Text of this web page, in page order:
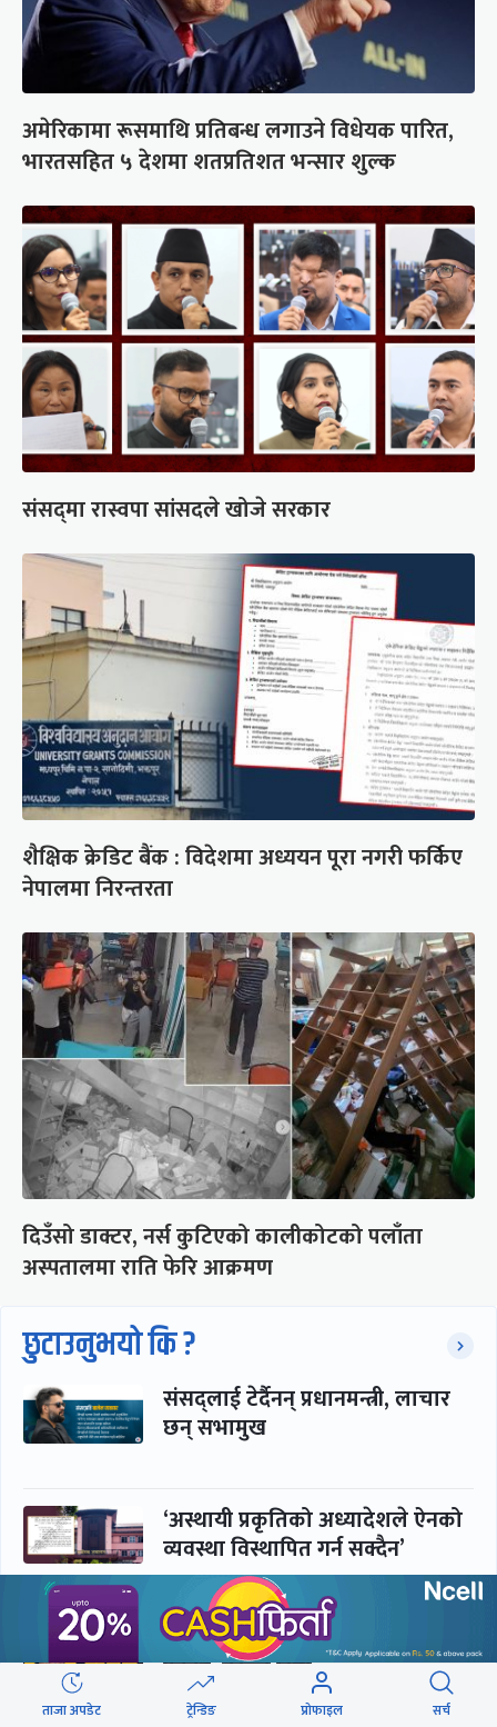
अमेरिकामा रूसमाथि प्रतिबन्ध लगाउने विधेयक पारित,
भारतसहित ५ देशमा शतप्रतिशत भन्सार शुल्क
संसद्‍मा रास्वपा सांसदले खोजे सरकार
शैक्षिक क्रेडिट बैंक : विदेशमा अध्ययन पूरा नगरी फर्किए
नेपालमा निरन्तरता
दिउँसो डाक्टर, नर्स कुटिएको कालीकोटको पलाँता
अस्पतालमा राति फेरि आक्रमण
छुटाउनुभयो कि ?
संसद्लाई टेर्दैनन् प्रधानमन्त्री, लाचार
छन् सभामुख
‘अस्थायी प्रकृतिको अध्यादेशले ऐनको
व्यवस्था विस्थापित गर्न सक्दैन’
सरकार-प्रसाईं लुकामारी : छिनमै
पक्राउ, तुरुन्तै रिहा
ताजा अपडेट ट्रेन्डिङ प्रोफाइल सर्च